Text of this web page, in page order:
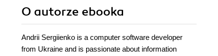
O autorze ebooka
Andrii Sergiienko is a computer software developer
from Ukraine and is passionate about information